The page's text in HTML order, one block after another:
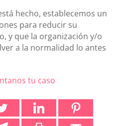
hecho, establecemos un
para reducir su
y que la organización y/o
a la normalidad lo antes
tu caso